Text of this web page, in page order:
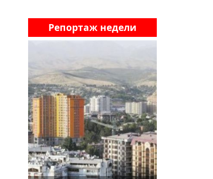
Репортаж недели